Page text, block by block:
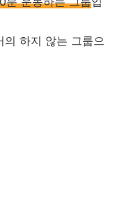
하지 않는 그룹으